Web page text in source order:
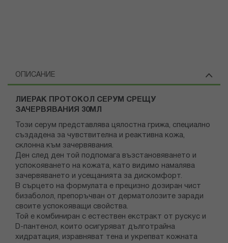
ОПИСАНИЕ
ЛИЕРАК ПРОТОКОЛ СЕРУМ СРЕЩУ
ЗАЧЕРВЯВАНИЯ 30МЛ
Този серум представлява цялостна грижа, специално
създадена за чувствителна и реактивна кожа,
склонна към зачервявания.
Ден след ден той подпомага възстановяването и
успокояването на кожата, като видимо намалява
зачервяването и усещанията за дискомфорт.
В сърцето на формулата е прецизно дозиран чист
бизаболол, препоръчван от дерматолозите заради
своите успокояващи свойства.
Той е комбиниран с естествен екстракт от рускус и
D-пантенол, които осигуряват дълготрайна
хидратация, изравняват тена и укрепват кожната